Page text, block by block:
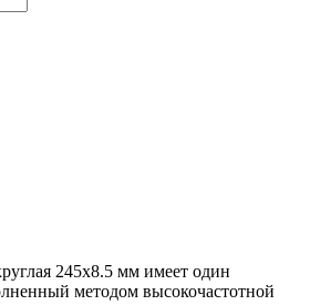
245х8.5 мм имеет один
методом высокочастотной